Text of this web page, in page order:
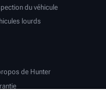
du véhicule
lourds
de Hunter